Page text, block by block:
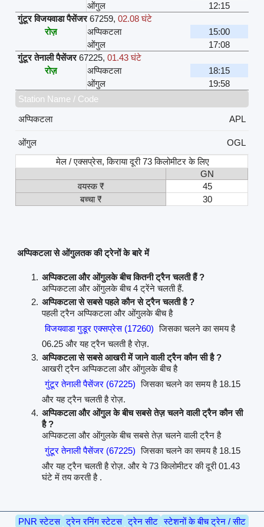
ओंगुल
12:15
गुंटूर विजयवाडा पैसेंजर 67259,02.08 घंटे
रोज़
अप्पिकटला
15:00
ओंगुल
17:08
गुंटूर तेनाली पैसेंजर 67225,01.43 घंटे
रोज़
अप्पिकटला
18:15
ओंगुल
19:58
Station Name / Code
अप्पिकटला
APL
ओंगुल
OGL
मेल / एक्सप्रेस, किराया दूरी 73 किलोमीटर के लिए
GN
वयस्क ₹
45
बच्चा ₹
30
अप्पिकटला से ओंगुलतक की ट्रेनों के बारे में
अप्पिकटला और ओंगुलके बीच कितनी ट्रैन चलती हैं ?
अप्पिकटला और ओंगुलके बीच 4 ट्रेंने चलती हैं.
अप्पिकटला से सबसे पहले कौन से ट्रैन चलती है ?
पहली ट्रैन अप्पिकटला और ओंगुलके बीच है
विजयवाडा गुडूर एक्सप्रेस (17260) जिसका चलने का समय है
06.25 और यह ट्रैन चलती है रोज़.
अप्पिकटला से सबसे आखरी में जाने वाली ट्रैन कौन सी है ?
आखरी ट्रैन अप्पिकटला और ओंगुलके बीच है
गुंटूर तेनाली पैसेंजर (67225) जिसका चलने का समय है 18.15
और यह ट्रैन चलती है रोज़.
अप्पिकटला और ओंगुल के बीच सबसे तेज़ चलने वाली ट्रैन कौन सी
है ?
अप्पिकटला और ओंगुलके बीच सबसे तेज़ चलने वाली ट्रैन है
गुंटूर तेनाली पैसेंजर (67225) जिसका चलने का समय है 18.15
और यह ट्रैन चलती है रोज़. और ये 73 किलोमीटर की दूरी 01.43
घंटे में तय करती है .
PNR स्टेटस ट्रेन रनिंग स्टेटस ट्रेन सीट स्टेशनों के बीच ट्रेन / सीट